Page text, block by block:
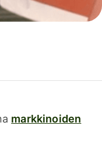
markkinoiden